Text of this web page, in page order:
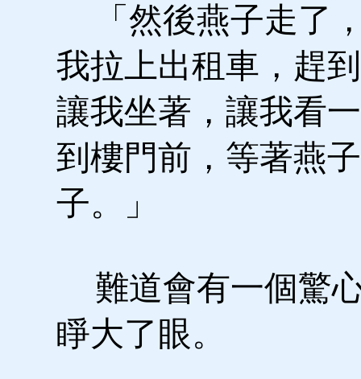
「然後燕子走了
我拉上出租車，趕
讓我坐著，讓我看
到樓門前，等著燕
子。」
難道會有一個驚
睜大了眼。